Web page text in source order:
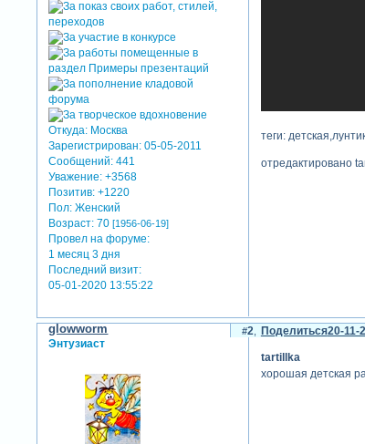
Откуда: Москва
Зарегистрирован: 05-05-2011
Сообщений: 441
Уважение: +3568
Позитив: +1220
Пол: Женский
Возраст: 70[1956-06-19]
Провел на форуме:
1 месяц 3 дня
Последний визит:
05-01-2020 13:55:22
теги:
отредактировано
Поделиться
2 20-11-
glowworm
Энтузиаст
tartillka
хорошая детская